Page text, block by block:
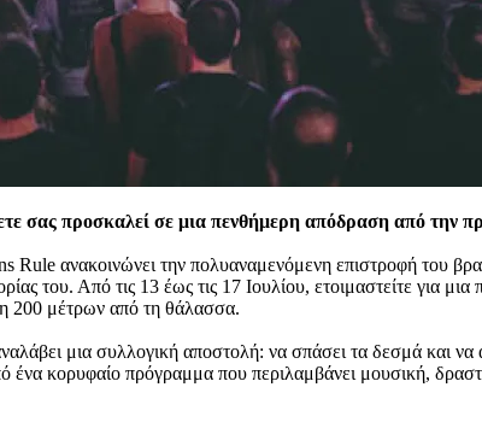
σας προσκαλεί σε μια πενθήμερη απόδραση από την
ανακοινώνει την πολυαναμενόμενη επιστροφή του
του. Από τις 13 έως τις 17 Ιουλίου, ετοιμαστείτε για
200 μέτρων από τη θάλασσα.
μια συλλογική αποστολή: να σπάσει τα δεσμά και
ένα κορυφαίο πρόγραμμα που περιλαμβάνει μουσική,